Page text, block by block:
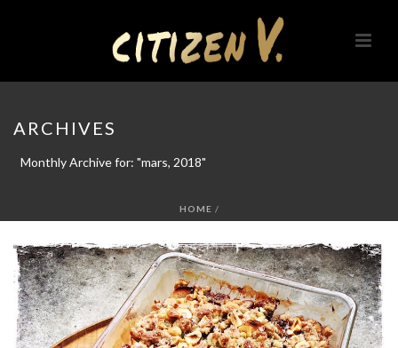
ARCHIVES
Monthly Archive for: "mars, 2018"
HOME /